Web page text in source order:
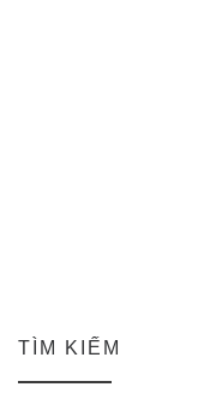
TÌM KIẾM